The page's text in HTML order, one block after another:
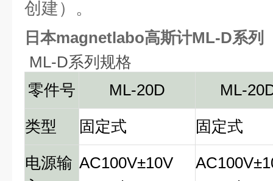
创建）。
日本magnetlabo高斯计ML-D系列
ML-D系列规格
零件号
ML-20D
ML-
类型
固定式
固定式
电源输 AC100V±10V